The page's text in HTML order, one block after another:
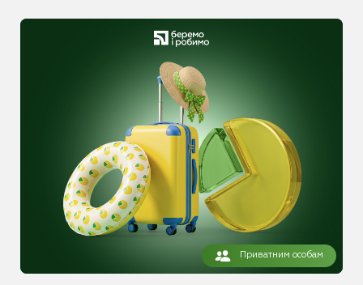
Приватним особам